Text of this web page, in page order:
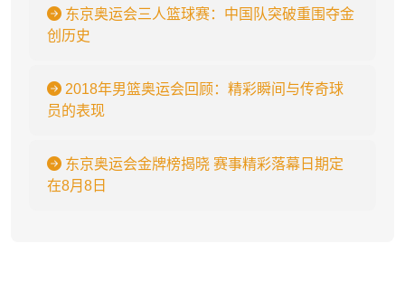
东京奥运会三人篮球赛：中国队突破重围夺金
创历史
2018年男篮奥运会回顾：精彩瞬间与传奇球
员的表现
东京奥运会金牌榜揭晓 赛事精彩落幕日期定
在8月8日